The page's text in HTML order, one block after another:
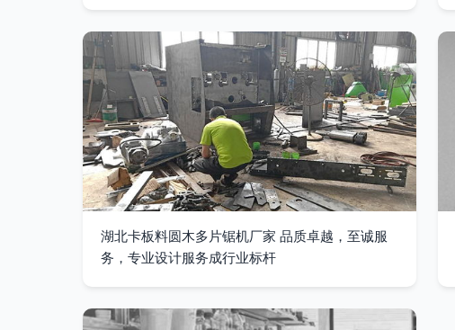
湖北卡板料圆木多片锯机厂家 品质卓越，至诚服
务，专业设计服务成行业标杆